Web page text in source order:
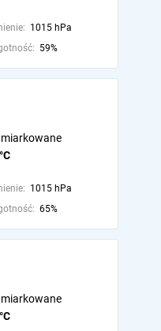
1015 hPa
59%
1015 hPa
65%